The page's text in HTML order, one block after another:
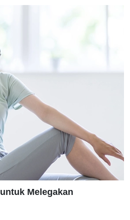
Melegakan